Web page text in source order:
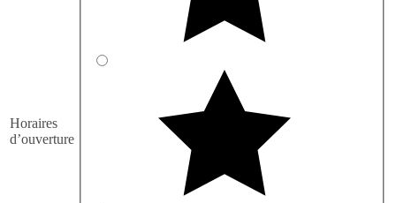
Horaires
d’ouverture